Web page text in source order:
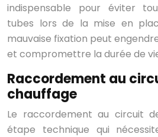
indispensable pour éviter
tubes lors de la mise en
mauvaise fixation peut
et compromettre la durée de
Raccordement au
chauffage
Le raccordement au circuit
étape technique qui